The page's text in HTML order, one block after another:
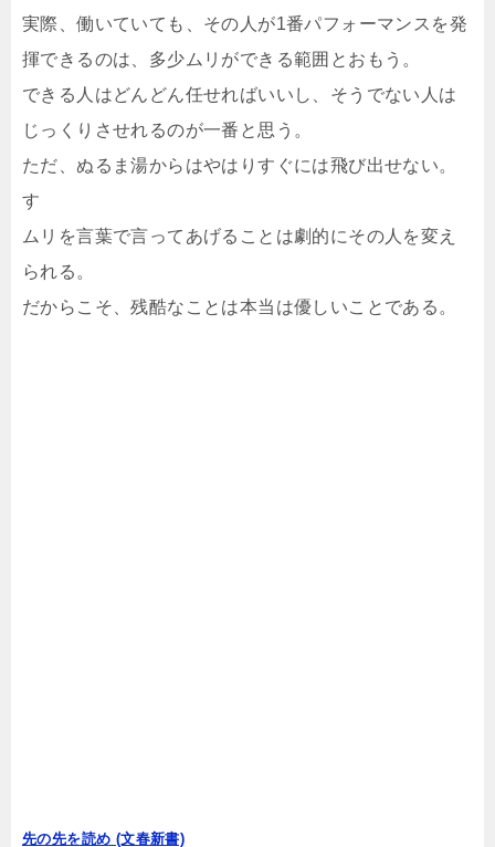
実際、働いていても、その人が1番パフォーマンスを発
揮できるのは、多少ムリができる範囲とおもう。
できる人はどんどん任せればいいし、そうでない人は
じっくりさせれるのが一番と思う。
ただ、ぬるま湯からはやはりすぐには飛び出せない。
す
ムリを言葉で言ってあげることは劇的にその人を変え
られる。
だからこそ、残酷なことは本当は優しいことである。
先の先を読め (文春新書)